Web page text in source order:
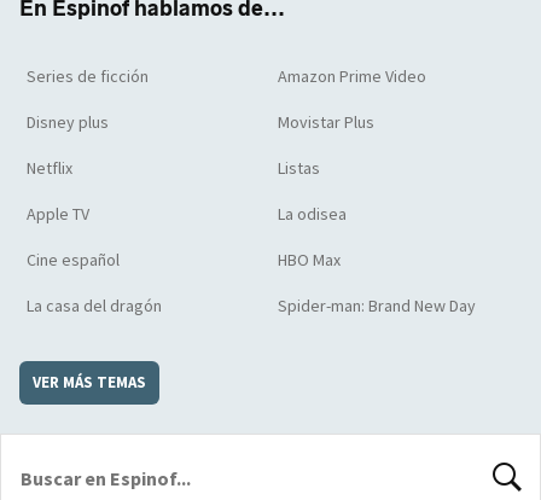
En Espinof hablamos de...
Series de ficción Amazon Prime Video
Disney plus Movistar Plus
Netflix Listas
Apple TV La odisea
Cine español HBO Max
La casa del dragón Spider-man: Brand New Day
VER MÁS TEMAS